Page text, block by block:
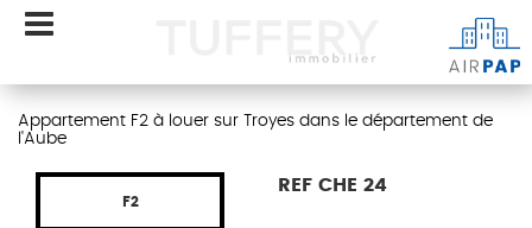
Appartement F2 à louer sur Troyes dans le département de
l'Aube
F2
REF CHE 24